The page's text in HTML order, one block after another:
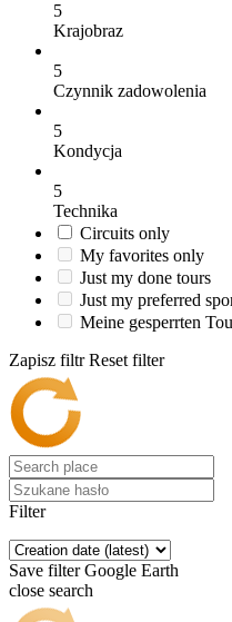
5
Krajobraz
5
Czynnik zadowolenia
5
Kondycja
5
Technika
Circuits only
My favorites only
Just my done tours
Just my preferred
Meine gesperrten
Zapisz filtr Reset filter
Filter
Save filter Google Earth
close search